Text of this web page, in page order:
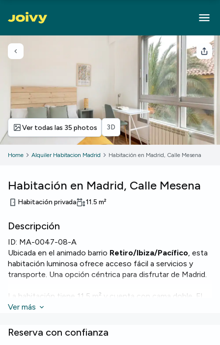
Volver
Ver todas las 35 photos 3D
Home Alquiler Habitacion Madrid Habitación en Madrid, Calle Mesena
Habitación en Madrid, Calle Mesena
Habitación privada 11.5 m²
Descripción
ID: MA-0047-08-A
Ubicada en el animado barrio Retiro/Ibiza/Pacífico, esta
habitación luminosa ofrece acceso fácil a servicios y
transporte. Una opción céntrica para disfrutar de Madrid.
La habitación tiene 11,5 m² y cuenta con cama doble. El
piso incluye Wi‑Fi, horno, microondas, lavadora y
Ver más
Reserva con confianza